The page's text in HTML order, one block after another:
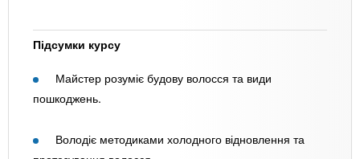
Підсумки курсу
Майстер розуміє будову волосся та види
пошкоджень.
Володіє методиками холодного відновлення та